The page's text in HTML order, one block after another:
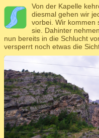
Von der Kapelle
diesmal gehen wir
vorbei. Wir kommen
sie. Dahinter
nun bereits in die Schlucht
versperrt noch etwas die